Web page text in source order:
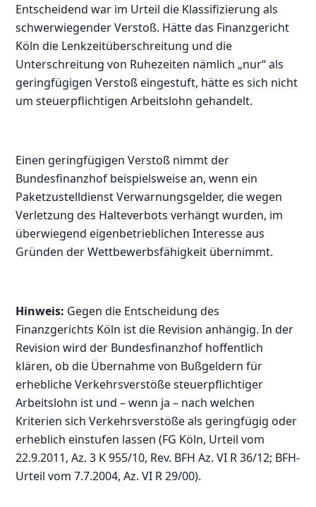
Entscheidend war im Urteil die Klassifizierung als
schwerwiegender Verstoß. Hätte das Finanzgericht
Köln die Lenkzeitüberschreitung und die
Unterschreitung von Ruhezeiten nämlich „nur“ als
geringfügigen Verstoß eingestuft, hätte es sich nicht
um steuerpflichtigen Arbeitslohn gehandelt.
Einen geringfügigen Verstoß nimmt der
Bundesfinanzhof beispielsweise an, wenn ein
Paketzustelldienst Verwarnungsgelder, die wegen
Verletzung des Halteverbots verhängt wurden, im
überwiegend eigenbetrieblichen Interesse aus
Gründen der Wettbewerbsfähigkeit übernimmt.
Hinweis: Gegen die Entscheidung des
Finanzgerichts Köln ist die Revision anhängig. In der
Revision wird der Bundesfinanzhof hoffentlich
klären, ob die Übernahme von Bußgeldern für
erhebliche Verkehrsverstöße steuerpflichtiger
Arbeitslohn ist und – wenn ja – nach welchen
Kriterien sich Verkehrsverstöße als geringfügig oder
erheblich einstufen lassen (FG Köln, Urteil vom
22.9.2011, Az. 3 K 955/10, Rev. BFH Az. VI R 36/12; BFH-
Urteil vom 7.7.2004, Az. VI R 29/00).